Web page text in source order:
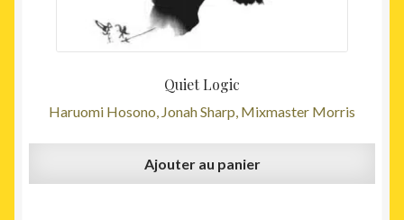
Quiet Logic
Haruomi Hosono, Jonah Sharp, Mixmaster Morris
Ajouter au panier